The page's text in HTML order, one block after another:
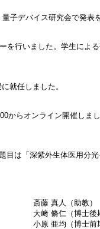
子デバイス研究会で発表
を行いました。学生によ
就任しました。
からオンライン開催しま
目は「深紫外生体医用分
斎藤 真人（助教）
大﨑 脩仁（博士後
小原 亜均（博士前